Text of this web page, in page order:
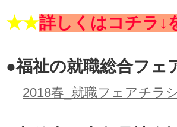
★★詳しくはコチラ↓
●福祉の就職総合フェ
2018春_就職フェアチラ